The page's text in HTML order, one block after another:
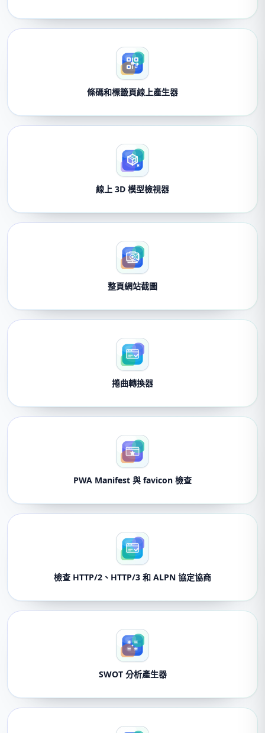
條碼和標籤頁線上產生器
線上 3D 模型檢視器
整頁網站截圖
捲曲轉換器
PWA Manifest 與 favicon 檢查
檢查 HTTP/2、HTTP/3 和 ALPN 協定協商
SWOT 分析產生器